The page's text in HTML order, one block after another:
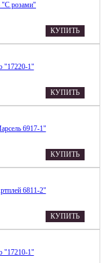
"С розами"
КУПИТЬ
"17220-1"
КУПИТЬ
6917-1"
КУПИТЬ
6811-2"
КУПИТЬ
"17210-1"